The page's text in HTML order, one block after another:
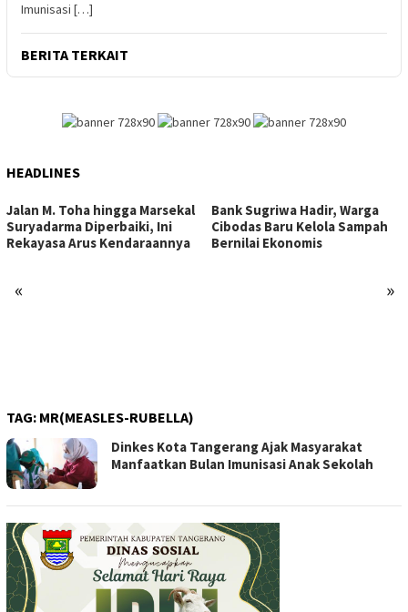
Imunisasi […]
BERITA TERKAIT
HEADLINES
« »
Jalan M. Toha hingga Marsekal
Suryadarma Diperbaiki, Ini
Rekayasa Arus Kendaraannya
Bank Sugriwa Hadir, Warga
Cibodas Baru Kelola Sampah
Bernilai Ekonomis
TAG: MR(MEASLES-RUBELLA)
Dinkes Kota Tangerang Ajak Masyarakat
Manfaatkan Bulan Imunisasi Anak Sekolah